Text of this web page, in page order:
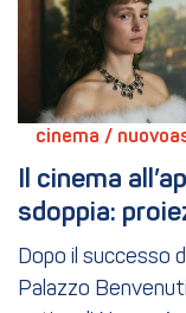
cinema /
Il cinema
sdoppia:
Dopo il successo
Palazzo